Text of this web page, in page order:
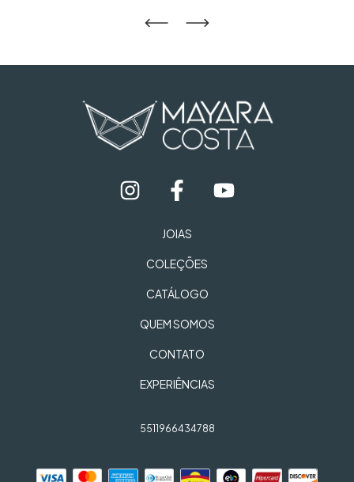
JOIAS
COLEÇÕES
CATÁLOGO
QUEM SOMOS
CONTATO
EXPERIÊNCIAS
5511966434788